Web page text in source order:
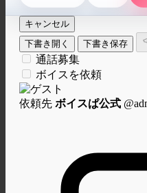
仕事依頼DM
キャンセル
下書き開く
下書き保存
通話募集
ボイスを依頼
依頼先 ボイスぱ公式